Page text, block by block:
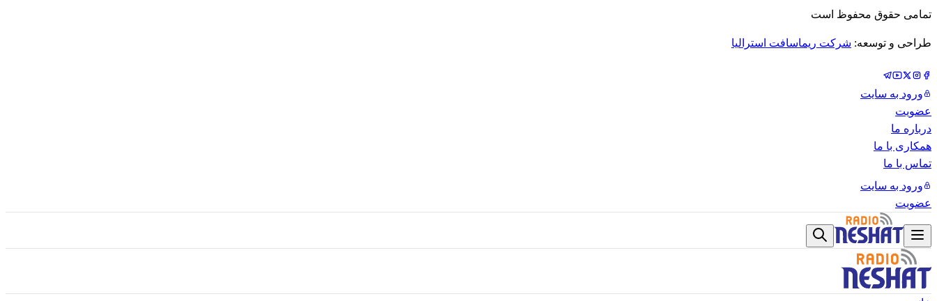
تمامی حقوق محفوظ است
طراحی و توسعه: شرکت ریماسافت استرالیا
ورود به سایت
عضویت
درباره ما
همکاری با ما
تماس با ما
ورود به سایت
عضویت